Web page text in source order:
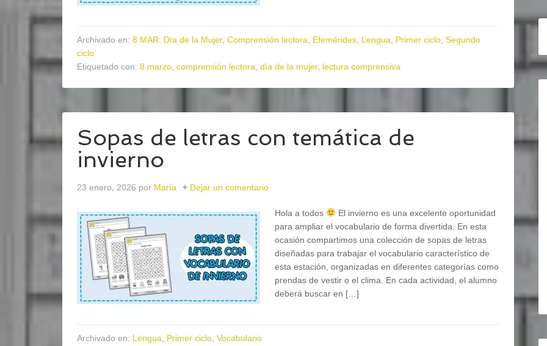
Archivado en: 8 MAR: Día de la Mujer, Comprensión lectora Efemérides Lengua Primer ciclo Segundo
ciclo
Etiquetado con: 8 marzo comprensión lectora día de la mujer, lectura comprensiva
Sopas de letras con temática de
invierno
23 enero, 2026 por María Dejar un comentario
Hola a todos
El invierno es una excelente oportunidad
para ampliar el vocabulario de forma divertida. En esta
ocasión compartimos una colección de sopas de letras
diseñadas para trabajar el vocabulario característico de
esta estación, organizadas en diferentes categorías como
prendas de vestir o el clima. En cada actividad, el alumno
deberá buscar en […]
Archivado en: Lengua Primer ciclo Vocabulario